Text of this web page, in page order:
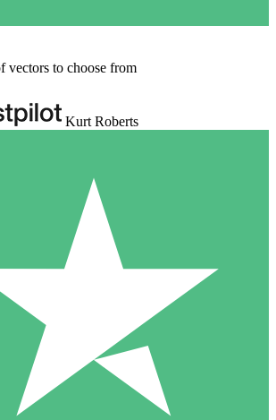
vectors to choose from
Kurt Roberts